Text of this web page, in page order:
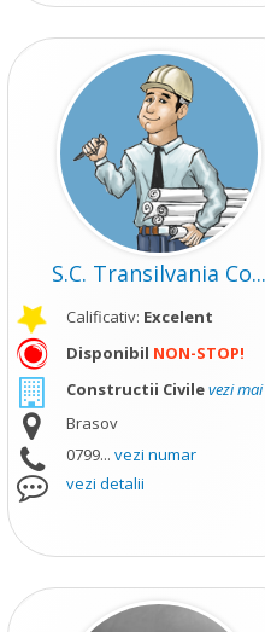
S.C. Transilvania
Calificativ: Excelent
Disponibil NON-STOP!
Constructii Civilevezi
Brasov
0799... vezi numar
vezi detalii